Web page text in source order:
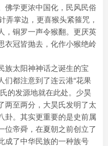
佛学更浓中国化，民风民俗
弄掌边，更喜猴头紧箍咒，
，铜罗一声令猴翻。更厌英
衣冠皆抛去，化作小猴绝岭
族太阳神神话之诞生的宝
们都注意到了连云港“花果
的发源地就在此处。少昊
两至两分，大昊氏发明了太
卦。其实更重要的是史前属
位帝舜，在夏朝之前创立了
成了中华民族的一种族号